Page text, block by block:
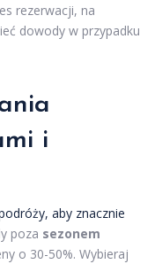
rezerwacji, na
dowody w przypadku
i
aby znacznie
poza sezonem
o 30-50%. Wybieraj